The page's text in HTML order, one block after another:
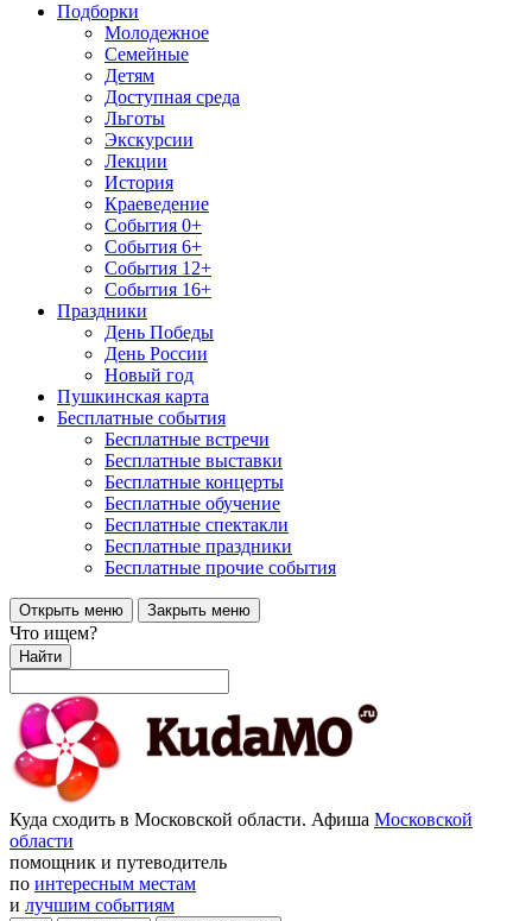
Подборки
Молодежное
Семейные
Детям
Доступная среда
Льготы
Экскурсии
Лекции
История
Краеведение
События 0+
События 6+
События 12+
События 16+
Праздники
День Победы
День России
Новый год
Пушкинская карта
Бесплатные события
Бесплатные встречи
Бесплатные выставки
Бесплатные концерты
Бесплатные обучение
Бесплатные спектакли
Бесплатные праздники
Бесплатные прочие события
Открыть меню Закрыть меню
Что ищем?
Найти
Куда сходить в Московской области. Афиша Московской
области
помощник и путеводитель
по интересным местам
и лучшим событиям